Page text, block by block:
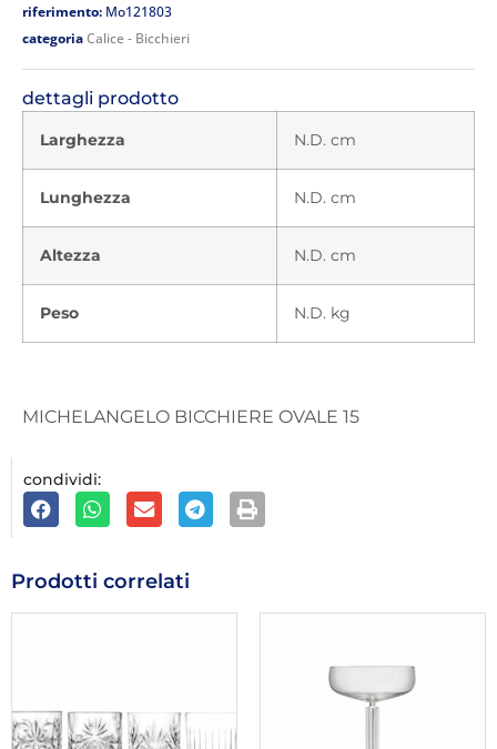
riferimento: Mo121803
categoriaCalice - Bicchieri
dettagli prodotto
Larghezza N.D. cm
Lunghezza N.D. cm
Altezza N.D. cm
Peso N.D. kg
MICHELANGELO BICCHIERE OVALE 15
condividi:
Prodotti correlati